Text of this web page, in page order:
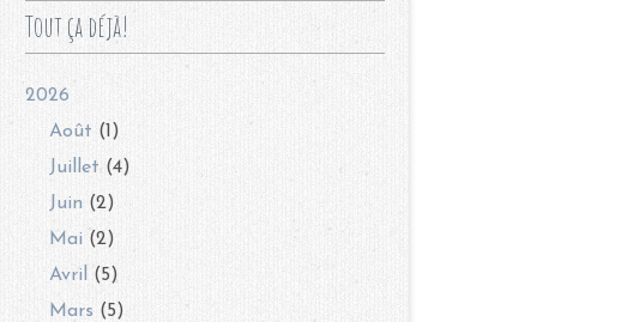
Tout ça déjà!
2026
Août (1)
Juillet (4)
Juin (2)
Mai (2)
Avril
(5)
Mars (5)